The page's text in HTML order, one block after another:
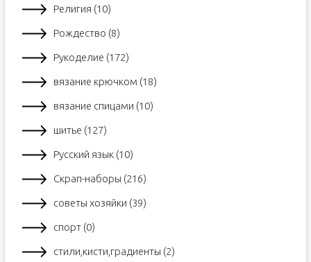
Религия (10)
Рождество (8)
Рукоделие (172)
вязание крючком (18)
вязание спицами (10)
шитье (127)
Русский язык (10)
Скрап-наборы (216)
советы хозяйки (39)
спорт (0)
стили,кисти,градиенты (2)